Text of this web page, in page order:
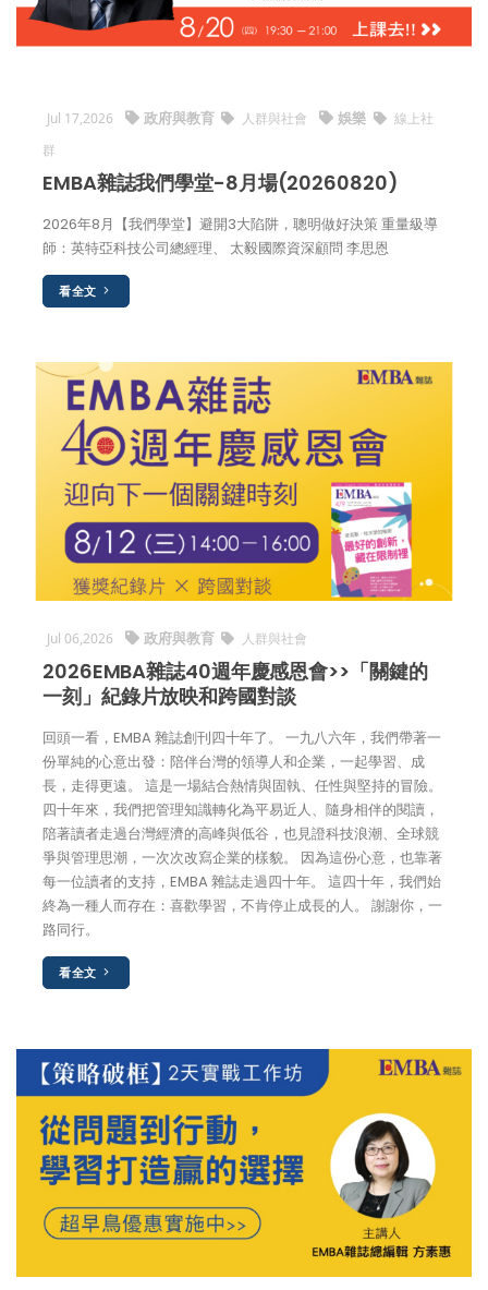
Jul 17,2026 政府與教育 人群與社會 娛樂
線上社
群
EMBA雜誌我們學堂-8月場(20260820)
2026年8月【我們學堂】避開3大陷阱，聰明做好決策 重量級導
師：英特亞科技公司總經理、 太毅國際資深顧問 李思恩
看全文
Jul 06,2026 政府與教育 人群與社會
2026EMBA雜誌40週年慶感恩會>>「關鍵的
一刻」紀錄片放映和跨國對談
回頭一看，EMBA 雜誌創刊四十年了。 一九八六年，我們帶著一
份單純的心意出發：陪伴台灣的領導人和企業，一起學習、成
長，走得更遠。 這是一場結合熱情與固執、任性與堅持的冒險。
四十年來，我們把管理知識轉化為平易近人、隨身相伴的閱讀，
陪著讀者走過台灣經濟的高峰與低谷，也見證科技浪潮、全球競
爭與管理思潮，一次次改寫企業的樣貌。 因為這份心意，也靠著
每一位讀者的支持，EMBA 雜誌走過四十年。 這四十年，我們始
終為一種人而存在：喜歡學習，不肯停止成長的人。 謝謝你，一
路同行。
看全文